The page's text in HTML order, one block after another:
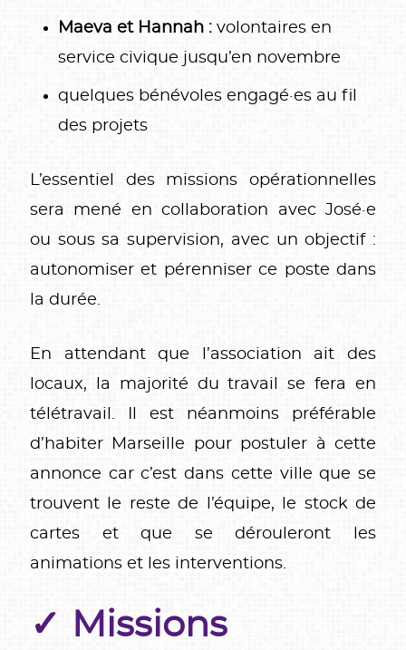
Maeva et Hannah :volontaires en
service civique jusqu’en novembre
quelques bénévoles engagé·es au fil
des projets
L’essentiel des missions opérationnelles
sera mené en collaboration avec José·e
ou sous sa supervision, avec un objectif :
autonomiser et pérenniser ce poste dans
la durée.
En attendant que l’association ait des
locaux, la majorité du travail se fera en
télétravail. Il est néanmoins préférable
d’habiter Marseille pour postuler à cette
annonce car c’est dans cette ville que se
trouvent le reste de l’équipe, le stock de
cartes et que se dérouleront les
animations et les interventions.
Missions